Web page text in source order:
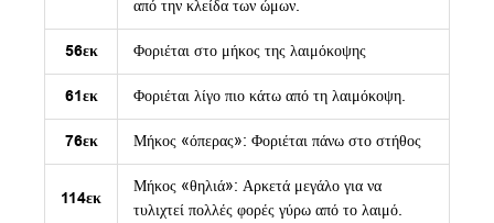
από την κλείδα των ώμων.
56εκ Φοριέται στο μήκος της λαιμόκοψης
61εκ Φοριέται λίγο πιο κάτω από τη λαιμόκοψη.
76εκ Μήκος «όπερας»: Φοριέται πάνω στο στήθος
114εκ
Μήκος «θηλιά»: Αρκετά μεγάλο για να
τυλιχτεί πολλές φορές γύρω από το λαιμό.